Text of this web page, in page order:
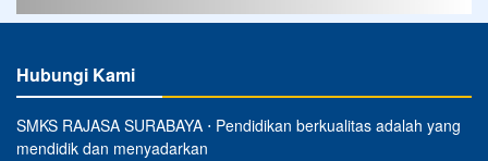
Hubungi Kami
SMKS RAJASA SURABAYA ⋅ Pendidikan berkualitas adalah yang
mendidik dan menyadarkan